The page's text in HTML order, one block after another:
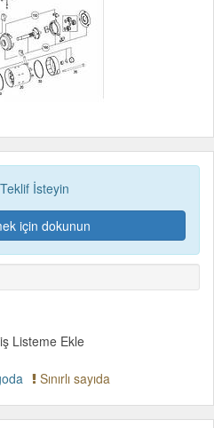
İsteyin
için dokunun
Listeme Ekle
Sınırlı sayıda